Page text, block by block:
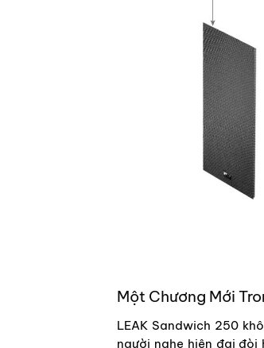
Một Chương Mới
LEAK Sandwich 250
người nghe hiện đại